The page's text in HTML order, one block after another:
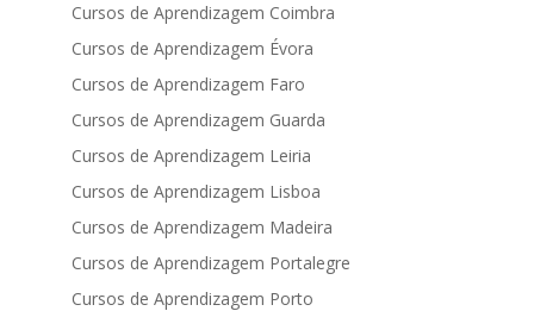
Cursos de Aprendizagem Coimbra
Cursos de Aprendizagem Évora
Cursos de Aprendizagem Faro
Cursos de Aprendizagem Guarda
Cursos de Aprendizagem Leiria
Cursos de Aprendizagem Lisboa
Cursos de Aprendizagem Madeira
Cursos de Aprendizagem Portalegre
Cursos de Aprendizagem Porto